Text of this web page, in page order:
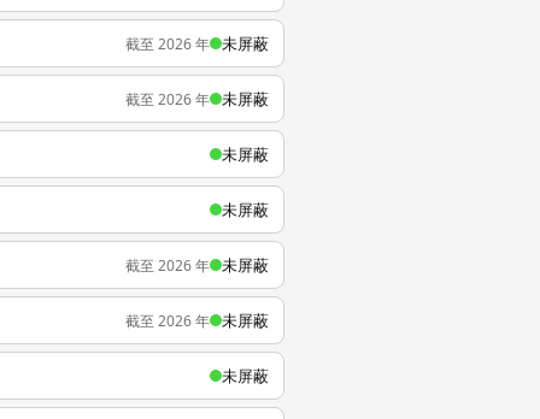
截至 2026 年 未屏蔽
截至 2026 年 未屏蔽
未屏蔽
未屏蔽
截至 2026 年 未屏蔽
截至 2026 年 未屏蔽
未屏蔽